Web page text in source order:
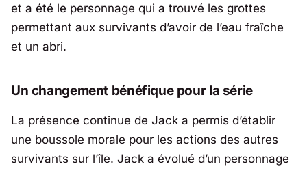
et a été le personnage qui a trouvé les grottes
permettant aux survivants d’avoir de l’eau fraîche
et un abri.
Un changement bénéfique pour la série
La présence continue de Jack a permis d’établir
une boussole morale pour les actions des autres
survivants sur l’île. Jack a évolué d’un personnage